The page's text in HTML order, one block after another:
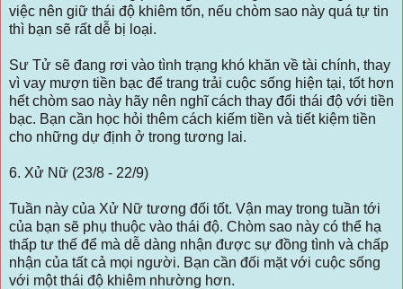
việc nên giữ thái độ khiêm tốn, nếu chòm sao này quá tự tin
thì bạn sẽ rất dễ bị loại.
Sư Tử sẽ đang rơi vào tình trạng khó khăn về tài chính, thay
vì vay mượn tiền bạc để trang trải cuộc sống hiện tại, tốt hơn
hết chòm sao này hãy nên nghĩ cách thay đổi thái độ với tiền
bạc. Bạn cần học hỏi thêm cách kiếm tiền và tiết kiệm tiền
cho những dự định ở trong tương lai.
6. Xử Nữ (23/8 - 22/9)
Tuần này của Xử Nữ tương đối tốt. Vận may trong tuần tới
của bạn sẽ phụ thuộc vào thái độ. Chòm sao này có thể hạ
thấp tư thế để mà dễ dàng nhận được sự đồng tình và chấp
nhận của tất cả mọi người. Bạn cần đối mặt với cuộc sống
với một thái độ khiêm nhường hơn.